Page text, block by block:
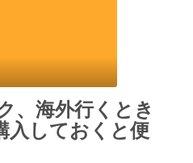
、海外行くとき
入しておくと便